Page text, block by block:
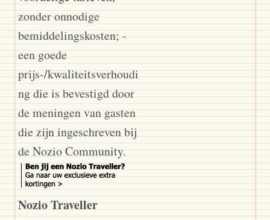
zonder onnodige
bemiddelingskosten; -
een goede
prijs-/kwaliteitsverhoudi
ng die is bevestigd door
de meningen van gasten
die zijn ingeschreven bij
de Nozio Community.
Nozio Traveller